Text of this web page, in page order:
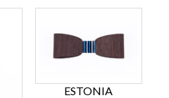
ESTONIA